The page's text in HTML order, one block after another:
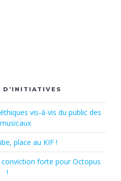
D’INITIATIVES
vis-à-vis du public des
place au KIF !
forte pour Octopus
!